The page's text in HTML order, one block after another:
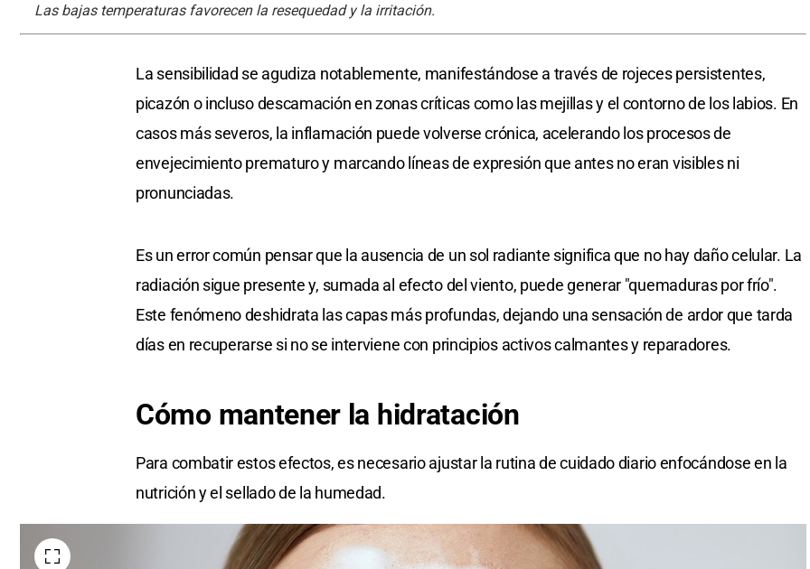
Las bajas temperaturas favorecen la resequedad y la irritación.
La sensibilidad se agudiza notablemente, manifestándose a través de rojeces persistentes,
picazón o incluso descamación en zonas críticas como las mejillas y el contorno de los labios. En
casos más severos, la inflamación puede volverse crónica, acelerando los procesos de
envejecimiento prematuro y marcando líneas de expresión que antes no eran visibles ni
pronunciadas.
Es un error común pensar que la ausencia de un sol radiante significa que no hay daño celular. La
radiación sigue presente y, sumada al efecto del viento, puede generar "quemaduras por frío".
Este fenómeno deshidrata las capas más profundas, dejando una sensación de ardor que tarda
días en recuperarse si no se interviene con principios activos calmantes y reparadores.
Cómo mantener la hidratación
Para combatir estos efectos, es necesario ajustar la rutina de cuidado diario enfocándose en la
nutrición y el sellado de la humedad.